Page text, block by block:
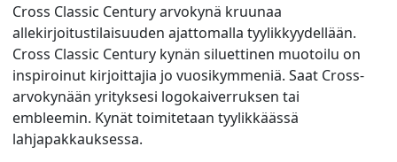
Cross Classic Century arvokynä kruunaa
allekirjoitustilaisuuden ajattomalla tyylikkyydellään.
Cross Classic Century kynän siluettinen muotoilu on
inspiroinut kirjoittajia jo vuosikymmeniä. Saat Cross-
arvokynään yrityksesi logokaiverruksen tai
embleemin. Kynät toimitetaan tyylikkäässä
lahjapakkauksessa.